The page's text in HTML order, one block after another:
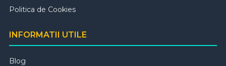
Politica de Cookies
INFORMATII UTILE
Blog